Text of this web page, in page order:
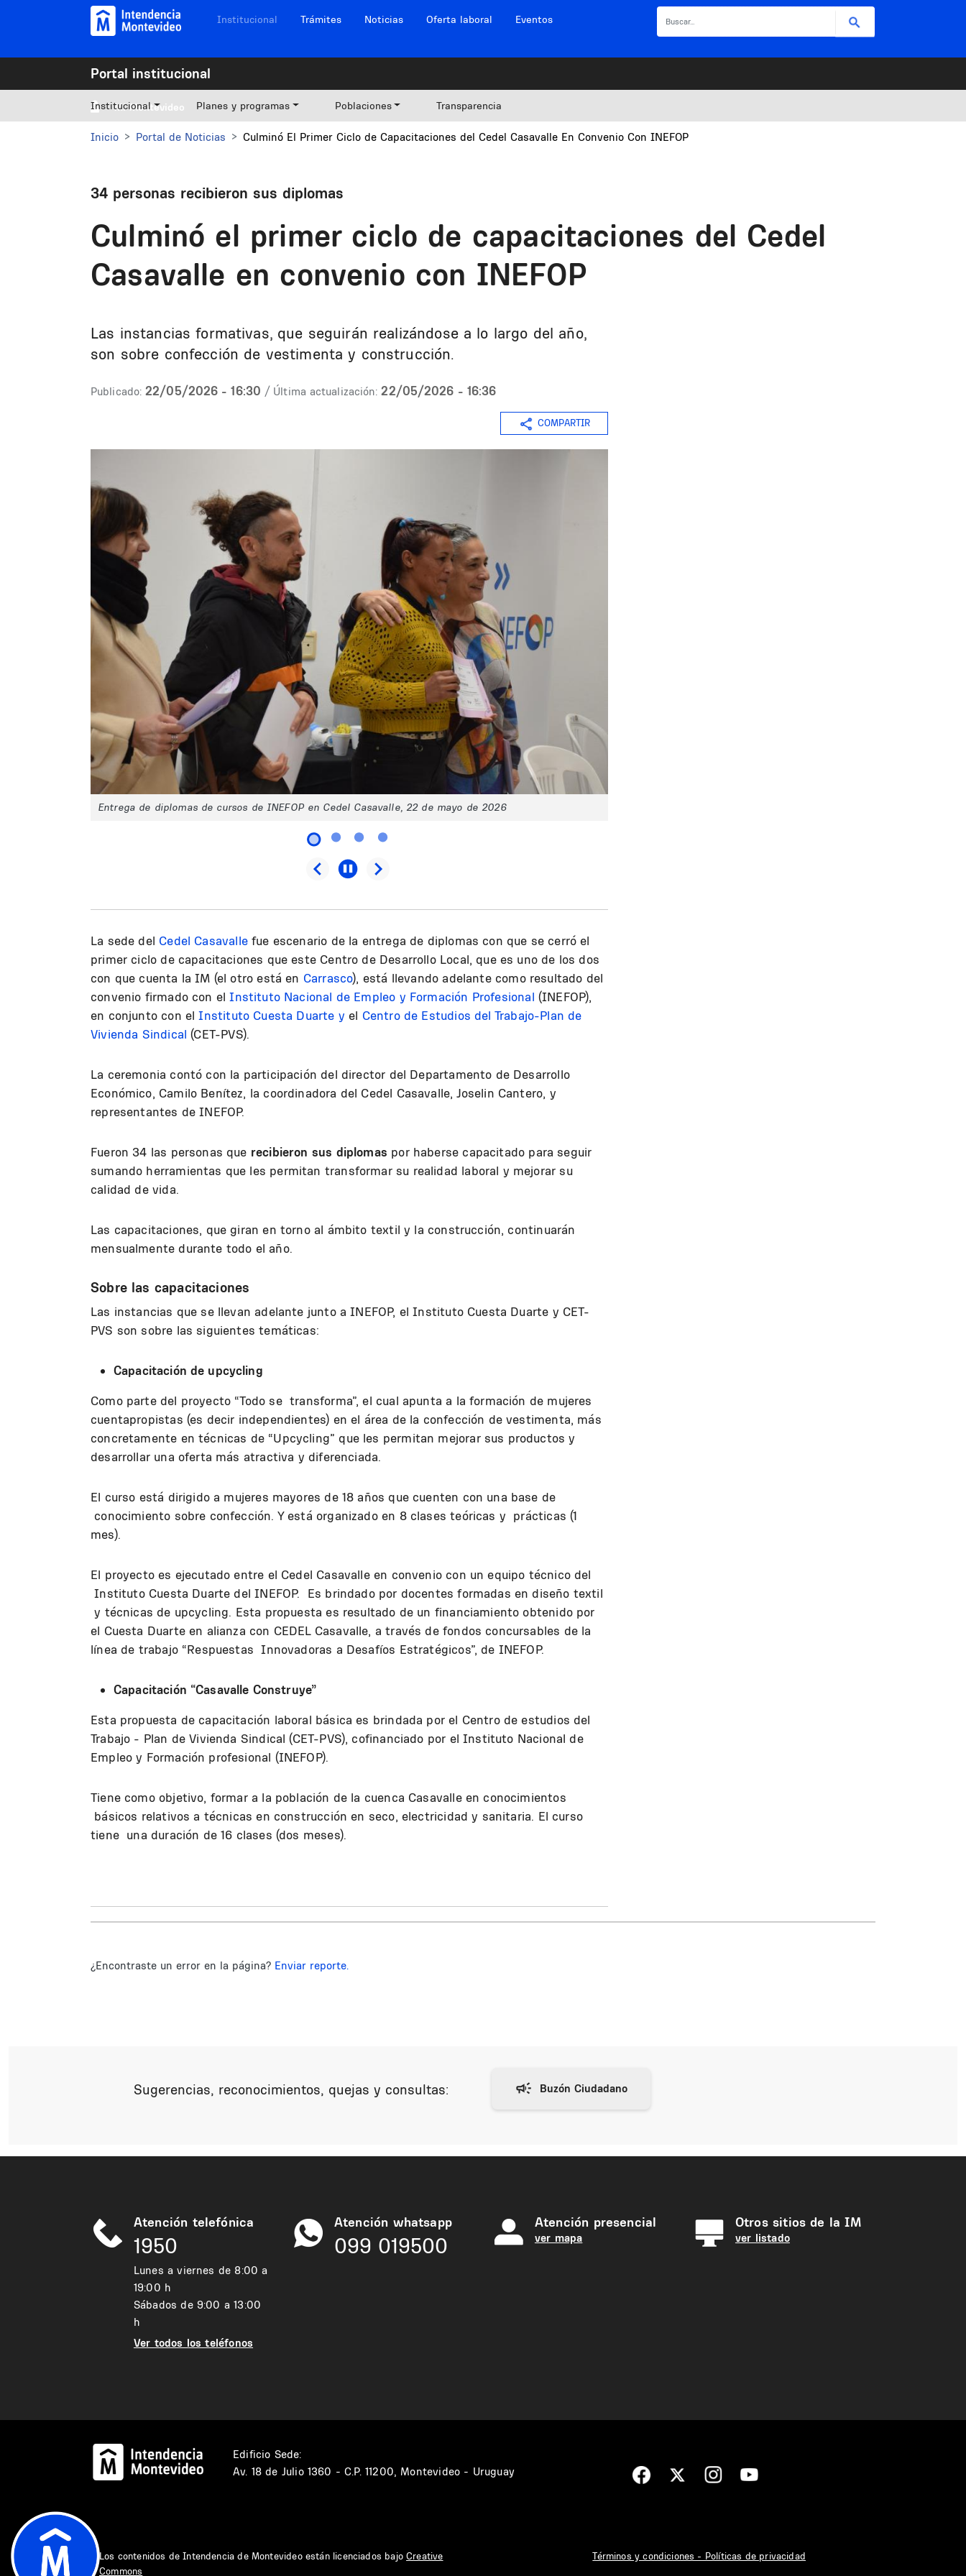
Pasar al contenido principal Navegación sitios
Institucional Trámites Noticias Oferta laboral Eventos
Portal institucional
Mi Montevideo
Institucional Planes y programas Poblaciones Transparencia
Inicio Portal de Noticias Culminó El Primer Ciclo de Capacitaciones del Cedel Casavalle En Convenio Con INEFOP
34 personas recibieron sus diplomas
Culminó el primer ciclo de capacitaciones del Cedel
Casavalle en convenio con INEFOP
Las instancias formativas, que seguirán realizándose a lo largo del año,
son sobre confección de vestimenta y construcción.
Publicado: 22/05/2026 - 16:30 / Última actualización: 22/05/2026 - 16:36
COMPARTIR
Entrega de diplomas de cursos de INEFOP en Cedel Casavalle, 22 de mayo de 2026
La sede del Cedel Casavallefue escenario de la entrega de diplomas con que se cerró el
primer ciclo de capacitaciones que este Centro de Desarrollo Local, que es uno de los dos
con que cuenta la IM (el otro está en Carrasco), está llevando adelante como resultado del
convenio firmado con el Instituto Nacional de Empleo y Formación Profesional (INEFOP),
en conjunto con elInstituto Cuesta Duarte y el Centro de Estudios del Trabajo-Plan de
Vivienda Sindical (CET-PVS).
La ceremonia contó con la participación del director del Departamento de Desarrollo
Económico, Camilo Benítez, la coordinadora del Cedel Casavalle, Joselin Cantero, y
representantes de INEFOP.
Fueron 34 las personas que recibieron sus diplomas por haberse capacitado para seguir
sumando herramientas que les permitan transformar su realidad laboral y mejorar su
calidad de vida.
Las capacitaciones, que giran en torno al ámbito textil y la construcción, continuarán
mensualmente durante todo el año.
Sobre las capacitaciones
Las instancias que se llevan adelante junto a INEFOP, el Instituto Cuesta Duarte y CET-
PVS son sobre las siguientes temáticas:
Capacitación de upcycling
Como parte del proyecto “Todo se transforma”, el cual apunta a la formación de mujeres
cuentapropistas (es decir independientes) en el área de la confección de vestimenta, más
concretamente en técnicas de “Upcycling” que les permitan mejorar sus productos y
desarrollar una oferta más atractiva y diferenciada.
El curso está dirigido a mujeres mayores de 18 años que cuenten con una base de
conocimiento sobre confección. Y está organizado en 8 clases teóricas y prácticas (1
mes).
El proyecto es ejecutado entre el Cedel Casavalle en convenio con un equipo técnico del
Instituto Cuesta Duarte del INEFOP. Es brindado por docentes formadas en diseño textil
y técnicas de upcycling. Esta propuesta es resultado de un financiamiento obtenido por
el Cuesta Duarte en alianza con CEDEL Casavalle, a través de fondos concursables de la
línea de trabajo “Respuestas Innovadoras a Desafíos Estratégicos”, de INEFOP.
Capacitación “Casavalle Construye”
Esta propuesta de capacitación laboral básica es brindada por el Centro de estudios del
Trabajo - Plan de Vivienda Sindical (CET-PVS), cofinanciado por el Instituto Nacional de
Empleo y Formación profesional (INEFOP).
Tiene como objetivo, formar a la población de la cuenca Casavalle en conocimientos
básicos relativos a técnicas en construcción en seco, electricidad y sanitaria. El curso
tiene una duración de 16 clases (dos meses).
¿Encontraste un error en la página? Enviar reporte.
Sugerencias, reconocimientos, quejas y consultas:
Atención telefónica
1950
Lunes a viernes de 8:00 a
19:00 h
Sábados de 9:00 a 13:00
h
Ver todos los teléfonos
Atención whatsapp
099 019500
Atención presencial
ver mapa
Otros sitios de la IM
ver listado
Edificio Sede:
Av. 18 de Julio 1360 - C.P. 11200, Montevideo - Uruguay
Los contenidos de Intendencia de Montevideo están licenciados bajoCreative
Commons
Términos y condiciones - Políticas de privacidad